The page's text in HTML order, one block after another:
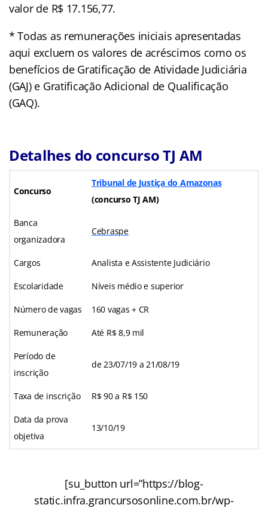
valor de R$ 17.156,77.
* Todas as remunerações iniciais apresentadas
aqui excluem os valores de acréscimos como os
benefícios de Gratificação de Atividade Judiciária
(GAJ) e Gratificação Adicional de Qualificação
(GAQ).
Detalhes do concurso TJ AM
Concurso
Tribunal de Justiça do Amazonas
(concurso TJ AM)
Banca
organizadora
Cebraspe
Cargos Analista e Assistente Judiciário
Escolaridade Níveis médio e superior
Número de vagas 160 vagas + CR
Remuneração Até R$ 8,9 mil
Período de
inscrição
de 23/07/19 a 21/08/19
Taxa de inscrição R$ 90 a R$ 150
Data da prova
objetiva
13/10/19
[su_button url=”https://blog-
static.infra.grancursosonline.com.br/wp-